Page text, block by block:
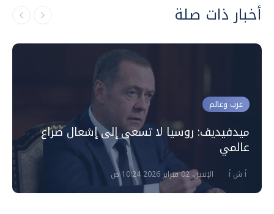
أخبار ذات صلة
عرب وعالم
ميدفيديف: روسيا لا تسعى إلى إشعال صراع
عالمي
أ ش أ الإثنين، 02 فبراير 2026 10:24 ص